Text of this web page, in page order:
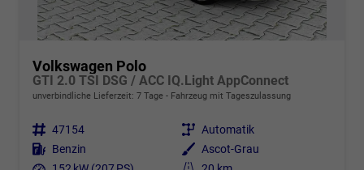
Volkswagen Polo
GTI 2.0 TSI DSG / ACC IQ.Light AppConnect
unverbindliche Lieferzeit: 7 Tage Fahrzeug mit Tageszulassung
Fahrzeugnr. 47154 Getriebe Automatik
Kraftstoff Benzin Außenfarbe Ascot-Grau